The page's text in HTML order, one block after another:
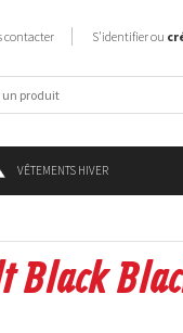
VÊTEMENTS HIVER
contacter S'identifier ou
Black